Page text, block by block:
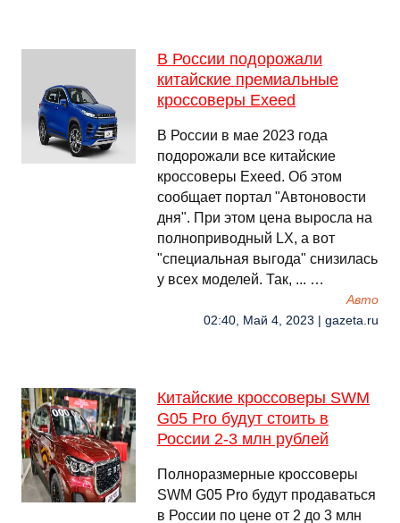
В России подорожали
китайские премиальные
кроссоверы Exeed
В России в мае 2023 года
подорожали все китайские
кроссоверы Exeed. Об этом
сообщает портал "Автоновости
дня". При этом цена выросла на
полноприводный LX, а вот
"специальная выгода" снизилась
у всех моделей. Так, ... …
Авто
02:40, Май 4, 2023 | gazeta.ru
Китайские кроссоверы SWM
G05 Pro будут стоить в
России 2-3 млн рублей
Полноразмерные кроссоверы
SWM G05 Pro будут продаваться
в России по цене от 2 до 3 млн